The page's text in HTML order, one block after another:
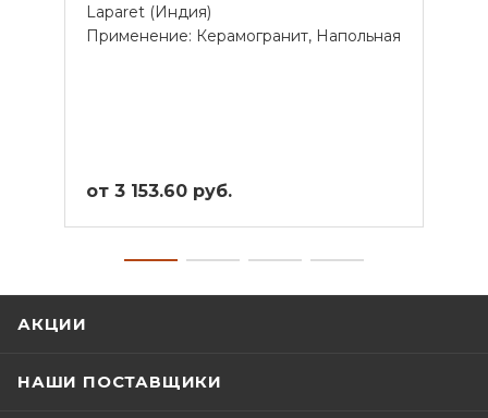
Laparet (Индия)
Применение: Керамогранит, Напольная
от 3 153.60 руб.
АКЦИИ
НАШИ ПОСТАВЩИКИ